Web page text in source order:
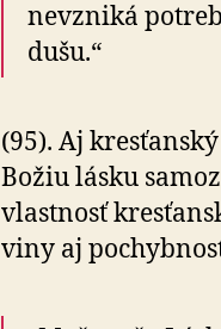
nevzniká
dušu.“
(95). Aj
Božiu lásku
vlastnosť
viny aj